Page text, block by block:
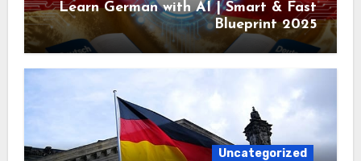
Learn German with AI | Smart & Fast
Blueprint 2025
Uncategorized